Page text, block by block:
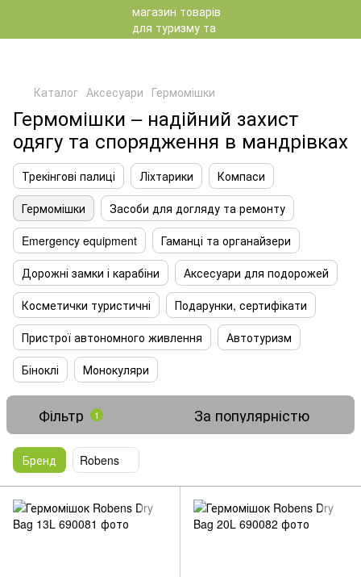
Каталог Аксесуари Гермомішки
Гермомішки – надійний захист
одягу та спорядження в мандрівках
Трекінгові палиці Ліхтарики
Компаси
Гермомішки
Засоби для догляду та ремонту
Emergency equipment
Гаманці та органайзери
Дорожні замки і карабіни
Аксесуари для подорожей
Косметички туристичні
Подарунки, сертифікати
Пристрої автономного живлення
Автотуризм
Біноклі
Монокуляри
Фільтр 1 За популярністю
Бренд Robens